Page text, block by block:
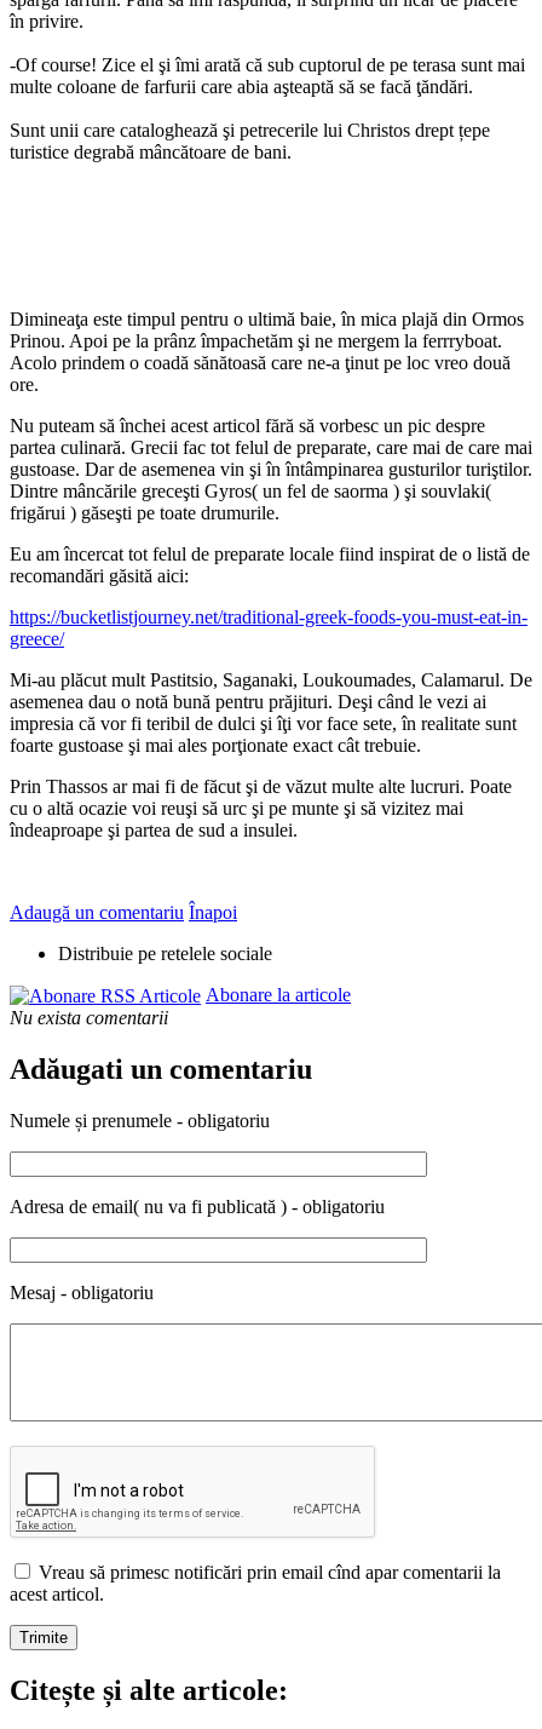
în privire.
-Of course! Zice el şi îmi arată că sub cuptorul de pe terasa sunt mai
multe coloane de farfurii care abia aşteaptă să se facă ţăndări.
Sunt unii care cataloghează şi petrecerile lui Christos drept țepe
turistice degrabă mâncătoare de bani.
Dimineaţa este timpul pentru o ultimă baie, în mica plajă din Ormos
Prinou. Apoi pe la prânz împachetăm şi ne mergem la ferrryboat.
Acolo prindem o coadă sănătoasă care ne-a ţinut pe loc vreo două
ore.
Nu puteam să închei acest articol fără să vorbesc un pic despre
partea culinară. Grecii fac tot felul de preparate, care mai de care mai
gustoase. Dar de asemenea vin şi în întâmpinarea gusturilor turiştilor.
Dintre mâncările greceşti Gyros( un fel de saorma ) şi souvlaki(
frigărui ) găseşti pe toate drumurile.
Eu am încercat tot felul de preparate locale fiind inspirat de o listă de
recomandări găsită aici:
https://bucketlistjourney.net/traditional-greek-foods-you-must-eat-in-
greece/
Mi-au plăcut mult Pastitsio, Saganaki, Loukoumades, Calamarul. De
asemenea dau o notă bună pentru prăjituri. Deşi când le vezi ai
impresia că vor fi teribil de dulci şi îţi vor face sete, în realitate sunt
foarte gustoase şi mai ales porţionate exact cât trebuie.
Prin Thassos ar mai fi de făcut şi de văzut multe alte lucruri. Poate
cu o altă ocazie voi reuşi să urc şi pe munte şi să vizitez mai
îndeaproape şi partea de sud a insulei.
Adaugă un comentariu Înapoi
Distribuie pe retelele sociale
Abonare la articole
Nu exista comentarii
Adăugati un comentariu
Numele și prenumele - obligatoriu
Adresa de email( nu va fi publicată ) - obligatoriu
Mesaj - obligatoriu
Vreau să primesc notificări prin email cînd apar comentarii la
acest articol.
Citește și alte articole: